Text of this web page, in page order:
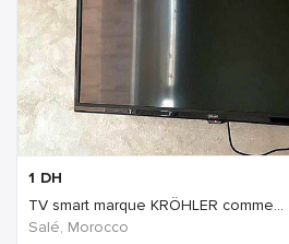
1 DH
TV smart marque KRÖHLER comme...
Salé, Morocco